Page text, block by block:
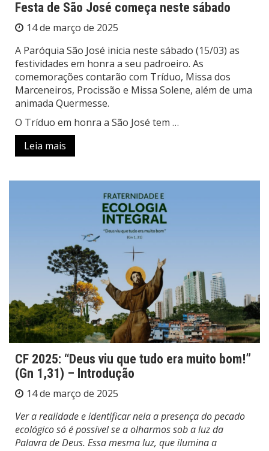
Festa de São José começa neste sábado
14 de março de 2025
A Paróquia São José inicia neste sábado (15/03) as
festividades em honra a seu padroeiro. As
comemorações contarão com Tríduo, Missa dos
Marceneiros, Procissão e Missa Solene, além de uma
animada Quermesse.
O Tríduo em honra a São José tem …
Leia mais
CF 2025: “Deus viu que tudo era muito bom!”
(Gn 1,31) – Introdução
14 de março de 2025
Ver a realidade e identificar nela a presença do pecado
ecológico só é possível se a olharmos sob a luz da
Palavra de Deus. Essa mesma luz, que ilumina a